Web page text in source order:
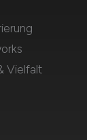
Vielfalt